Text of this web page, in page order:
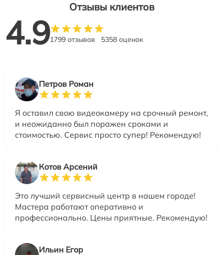
Отзывы клиентов
4.91799 отзывов 5358 оценок
Петров Роман
Я оставил свою видеокамеру на срочный ремонт,
и неожиданно был поражен сроками и
стоимостью. Сервис просто супер! Рекомендую!
Котов Арсений
Это лучший сервисный центр в нашем городе!
Мастера работают оперативно и
профессионально. Цены приятные. Рекомендую!
Ильин Егор